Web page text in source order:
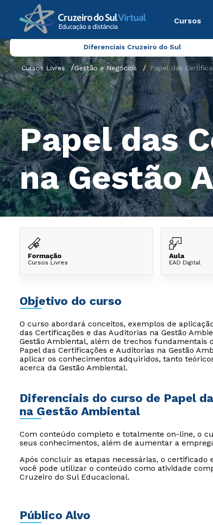
Cursos
Diferenciais Cruzeiro do Sul
Cursos Livres Gestão e Negócios Papel das
Papel das
na Gestão
Formação
Cursos Livres
Aula
EAD Digital
Objetivo do curso
O curso abordará conceitos, exemplos de
das Certificações e das Auditorias na Gestão
Gestão Ambiental, além de trechos fundamentais
Papel das Certificações e Auditorias na Gestão
aplicar os conhecimentos adquiridos, tanto
acerca da Gestão Ambiental.
Diferenciais do curso de Papel
na Gestão Ambiental
Com conteúdo completo e totalmente on-line, o
seus conhecimentos, além de aumentar a
Após concluir as etapas necessárias, o
você pode utilizar o conteúdo como atividade
Cruzeiro do Sul Educacional.
Público Alvo